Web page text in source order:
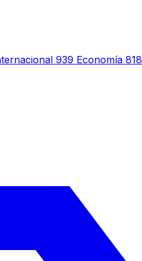
939 Economía 818